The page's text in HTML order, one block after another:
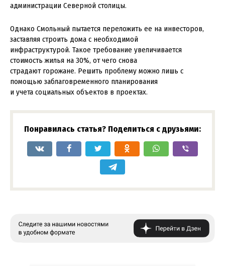
администрации Северной столицы.
Однако Смольный пытается переложить ее на инвесторов,
заставляя строить дома с необходимой
инфраструктурой. Такое требование увеличивается
стоимость жилья на 30%, от чего снова
страдают горожане. Решить проблему можно лишь с
помощью заблаговременного планирования
и учета социальных объектов в проектах.
Понравилась статья? Поделиться с друзьями: